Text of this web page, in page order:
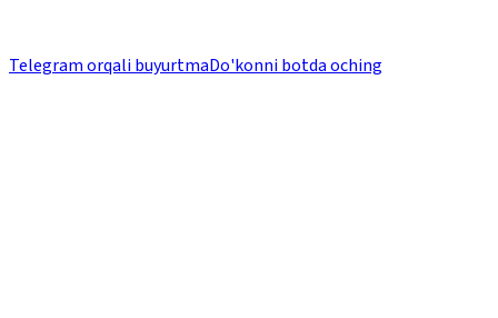
Telegram orqali buyurtmaDo'konni botda oching